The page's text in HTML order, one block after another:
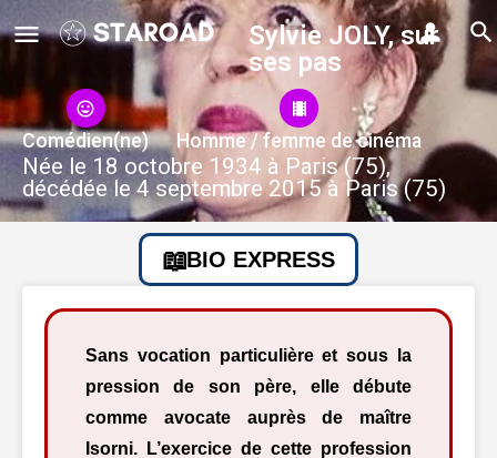
Sylvie JOLY, sur
ses pas
Comédien(ne) Homme / femme de cinéma
Née le 18 octobre 1934 à Paris (75),
décédée le 4 septembre 2015 à Paris (75)
BIO EXPRESS
Sans vocation particulière et sous la
pression de son père, elle débute
comme avocate auprès de maître
Isorni. L’exercice de cette profession